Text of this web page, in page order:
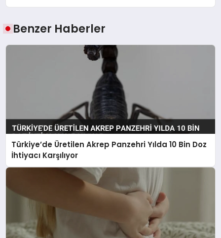
Benzer Haberler
Türkiye’de Üretilen Akrep Panzehri Yılda 10 Bin Doz
İhtiyacı Karşılıyor